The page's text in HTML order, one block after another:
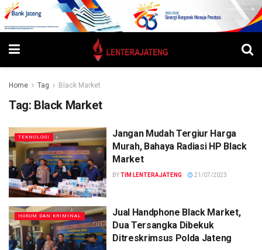
Home Tag Black Market
Tag: Black Market
TEKNOLOGI
Jangan Mudah Tergiur Harga
Murah, Bahaya Radiasi HP Black
Market
BYTIM LENTERAJATENG 21/07/2023
HUKUM DAN KRIMINAL
Jual Handphone Black Market,
Dua Tersangka Dibekuk
Ditreskrimsus Polda Jateng